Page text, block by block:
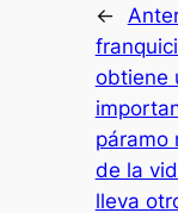
←
obtiene
páramo
de la
lleva